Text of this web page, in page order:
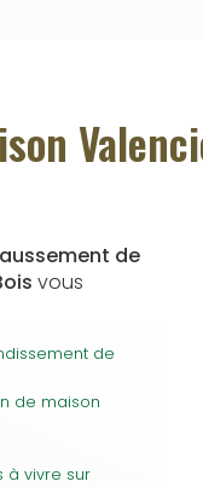
de
vous
de
de maison
à vivre sur